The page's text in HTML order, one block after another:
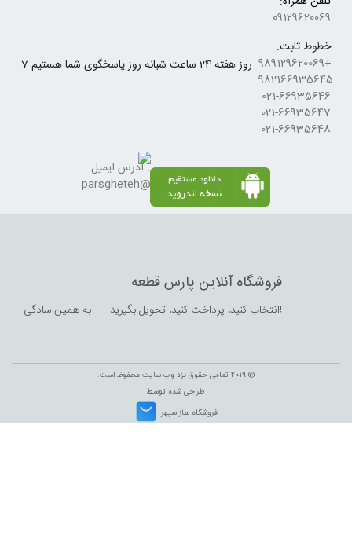
7 روز هفته 24 ساعت شبانه روز پاسخگوی شما هستیم.
09129620069
خطوط ثابت:
+989129620069
982166935645
021-66935646
021-66935647
021-66935648
آدرس ایمیل :
parsgheteh@gmail.com
فروشگاه آنلاین پارس قطعه
انتخاب کنید،‌ پرداخت کنید، تحویل بگیرید .... به همین سادگی!
© 2019 تمامی حقوق نزد وب سایت محفوظ است.
طراحی شده توسط
فروشگاه ساز سپهر